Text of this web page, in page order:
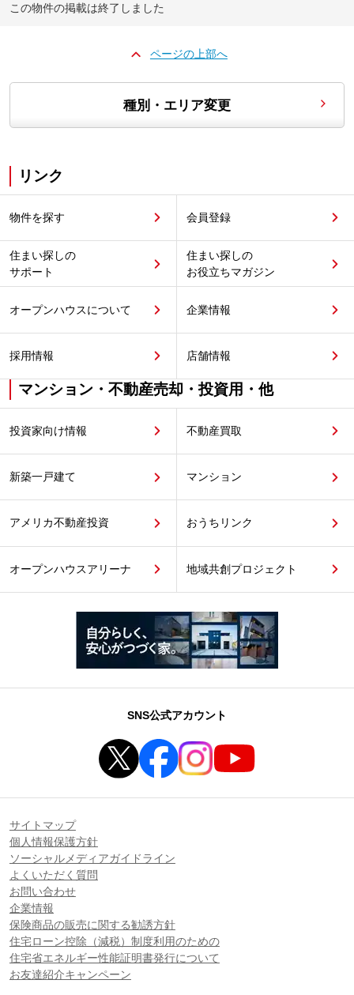
この物件の掲載は終了しました
ページの上部へ
種別・エリア変更
リンク
物件を探す 会員登録
住まい探しの
サポート
住まい探しの
お役立ちマガジン
オープンハウスについて 企業情報
採用情報 店舗情報
マンション・不動産売却・投資用・他
投資家向け情報 不動産買取
新築一戸建て マンション
アメリカ不動産投資 おうちリンク
オープンハウスアリーナ 地域共創プロジェクト
SNS公式アカウント
サイトマップ
個人情報保護方針
ソーシャルメディアガイドライン
よくいただく質問
お問い合わせ
企業情報
保険商品の販売に関する勧誘方針
住宅ローン控除（減税）制度利用のための
住宅省エネルギー性能証明書発行について
お友達紹介キャンペーン